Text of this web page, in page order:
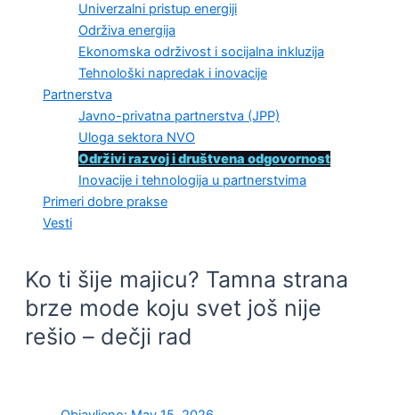
Univerzalni pristup energiji
Održiva energija
Ekonomska održivost i socijalna inkluzija
Tehnološki napredak i inovacije
Partnerstva
Javno-privatna partnerstva (JPP)
Uloga sektora NVO
Održivi razvoj i društvena odgovornost
Inovacije i tehnologija u partnerstvima
Primeri dobre prakse
Vesti
Ko ti šije majicu? Tamna strana
brze mode koju svet još nije
rešio – dečji rad